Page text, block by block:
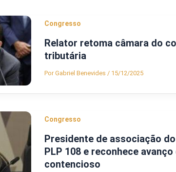
Congresso
Relator retoma câmara do
tributária
PorGabriel Benevides / 15/12/2025
Congresso
Presidente de associação
PLP 108 e reconhece
contencioso